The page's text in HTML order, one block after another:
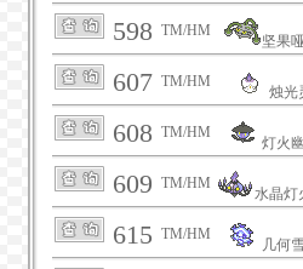
598 TM/HM
坚果
607 TM/HM
烛光
608 TM/HM
灯火
609 TM/HM
水晶灯
615 TM/HM
几何